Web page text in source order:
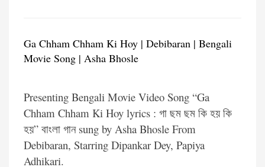
Ga Chham Chham Ki Hoy | Debibaran | Bengali
Movie Song | Asha Bhosle
Presenting Bengali Movie Video Song “Ga
Chham Chham Ki Hoy lyrics : গা ছম ছম কি হয় কি
হয়” বাংলা গান sung by Asha Bhosle From
Debibaran, Starring Dipankar Dey, Papiya
Adhikari.